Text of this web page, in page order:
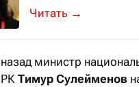
Этот вопрос
→
министр
Тимур Сулейменов